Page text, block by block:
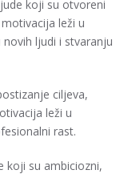
koji su otvoreni
leži u
ljudi i stvaranju
ciljeva,
leži u
rast.
koji su ambiciozni,